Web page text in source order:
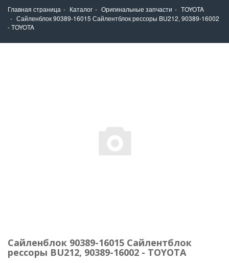
Главная страница Каталог Оригинальные запчасти
TOYOTA
Сайленблок 90389-16015 Сайлентблок рессоры BU212, 90389-16002
- TOYOTA
Сайленблок 90389-16015 Сайлентблок
рессоры BU212, 90389-16002 - TOYOTA